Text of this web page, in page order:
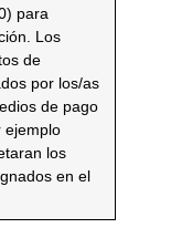
para
Los
de
por los/as
de pago
ejemplo
los
en el